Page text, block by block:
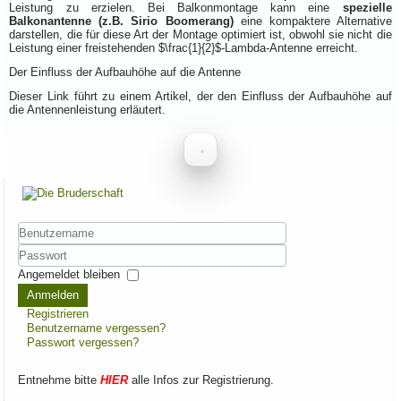
Leistung zu erzielen. Bei Balkonmontage kann eine spezielle
Balkonantenne (z.B. Sirio Boomerang)eine kompaktere Alternative
darstellen, die für diese Art der Montage optimiert ist, obwohl sie nicht die
Leistung einer freistehenden$\frac{1}{2}$-Lambda-Antenne erreicht.
Der Einfluss der Aufbauhöhe auf die Antenne
Dieser Link führt zu einem Artikel, der den Einfluss der Aufbauhöhe auf
die Antennenleistung erläutert.
Benutzername
Passwort
Angemeldet bleiben
Anmelden
Registrieren
Benutzername vergessen?
Passwort vergessen?
Entnehme bitte HIERalle Infos zur Registrierung.